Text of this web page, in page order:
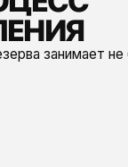
сегодня мы предлагаем
выверенный стандарт
прозрачные условия и
ваш опыт аренды был